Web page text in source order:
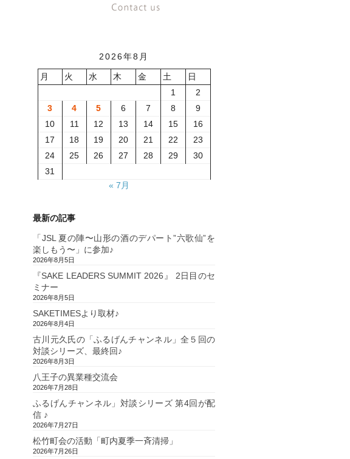
2026年8月
月 火 水 木 金 土
日
1
2
3
4 5 6 7 8
9
10
11 12 13 14 15
16
17
18 19 20 21 22
23
24
25 26 27 28 29
30
31
« 7月
最新の記事
「JSL 夏の陣〜山形の酒のデパート”六歌仙”を
楽しもう〜」に参加♪
2026年8月5日
『SAKE LEADERS SUMMIT 2026』 2日目のセ
ミナー
2026年8月5日
SAKETIMESより取材♪
2026年8月4日
古川元久氏の「ふるげんチャンネル」全５回の
対談シリーズ、最終回♪
2026年8月3日
八王子の異業種交流会
2026年7月28日
ふるげんチャンネル」対談シリーズ 第4回が配
信 ♪
2026年7月27日
松竹町会の活動「町内夏季一斉清掃」
2026年7月26日